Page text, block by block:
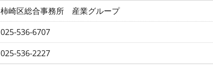
柿崎区総合事務所 産業グループ
025-536-6707
025-536-2227